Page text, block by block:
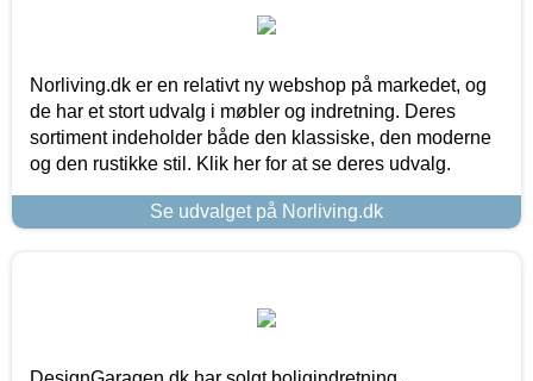
Norliving.dk er en relativt ny webshop på markedet, og
de har et stort udvalg i møbler og indretning. Deres
sortiment indeholder både den klassiske, den moderne
og den rustikke stil. Klik her for at se deres udvalg.
Se udvalget på Norliving.dk